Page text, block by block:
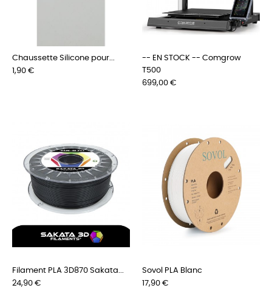
Chaussette Silicone pour...
Preis
1,90 €
-- EN STOCK -- Comgrow
T500
Preis
699,00 €
Filament PLA 3D870 Sakata...
Preis
24,90 €
Sovol PLA Blanc
Preis
17,90 €